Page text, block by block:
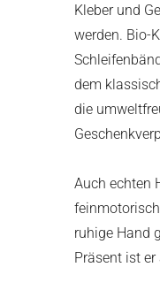
Kleber und
werden. Bio-
dem
die
Auch echten
ruhige Hand
Präsent ist